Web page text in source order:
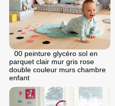
00 peinture glycéro sol en
parquet clair mur gris rose
double couleur murs chambre
enfant